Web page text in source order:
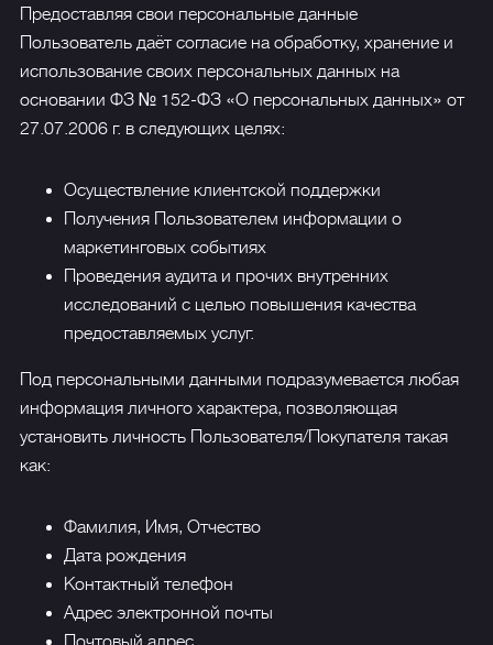
Предоставляя свои персональные данные
Пользователь даёт согласие на обработку, хранение и
использование своих персональных данных на
основании ФЗ № 152-ФЗ «О персональных данных» от
27.07.2006 г. в следующих целях:
Осуществление клиентской поддержки
Получения Пользователем информации о
маркетинговых событиях
Проведения аудита и прочих внутренних
исследований с целью повышения качества
предоставляемых услуг.
Под персональными данными подразумевается любая
информация личного характера, позволяющая
установить личность Пользователя/Покупателя такая
как:
Фамилия, Имя, Отчество
Дата рождения
Контактный телефон
Адрес электронной почты